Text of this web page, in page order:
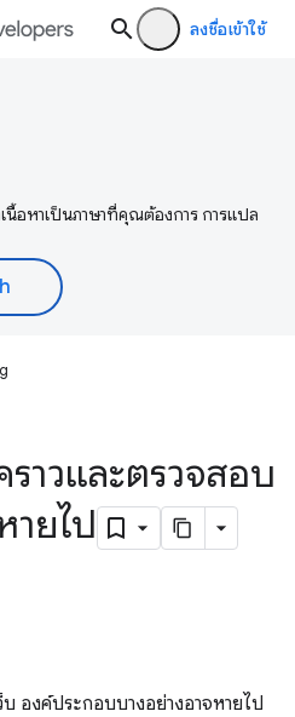
ลงชื่อเข้าใช้
นื้อหาเป็นภาษาที่คุณต้องการ การแปล
าวและตรวจสอบ
ยไป
องค์ประกอบบางอย่างอาจหายไป